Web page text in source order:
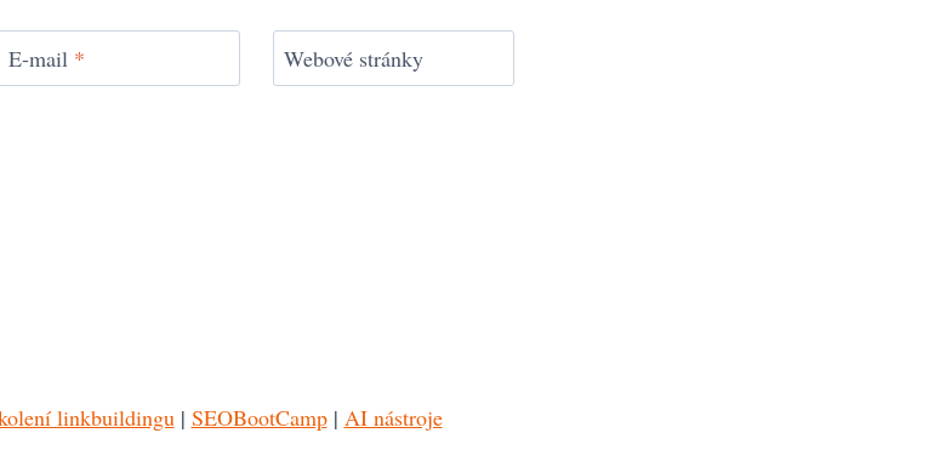
E-mail * Webové stránky
linkbuildingu| SEOBootCamp| AI nástroje